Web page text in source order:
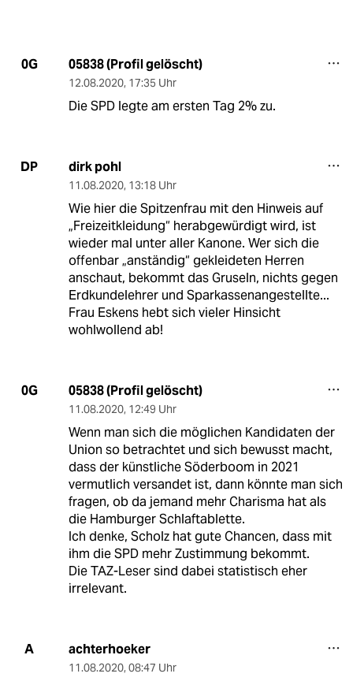
0G 05838 (Profil gelöscht)
12.08.2020, 17:35 Uhr
Die SPD legte am ersten Tag 2% zu.
DP dirk pohl
11.08.2020, 13:18 Uhr
Wie hier die Spitzenfrau mit den Hinweis auf
„Freizeitkleidung“ herabgewürdigt wird, ist
wieder mal unter aller Kanone. Wer sich die
offenbar „anständig“ gekleideten Herren
anschaut, bekommt das Gruseln, nichts gegen
Erdkundelehrer und Sparkassenangestellte...
Frau Eskens hebt sich vieler Hinsicht
wohlwollend ab!
0G 05838 (Profil gelöscht)
11.08.2020, 12:49 Uhr
Wenn man sich die möglichen Kandidaten der
Union so betrachtet und sich bewusst macht,
dass der künstliche Söderboom in 2021
vermutlich versandet ist, dann könnte man sich
fragen, ob da jemand mehr Charisma hat als
die Hamburger Schlaftablette.
Ich denke, Scholz hat gute Chancen, dass mit
ihm die SPD mehr Zustimmung bekommt.
Die TAZ-Leser sind dabei statistisch eher
irrelevant.
A achterhoeker
11.08.2020, 08:47 Uhr